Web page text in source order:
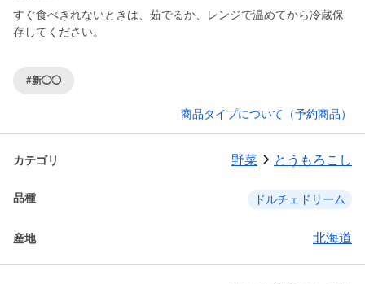
すぐ食べきれないときは、茹でるか、レンジで温めてから冷蔵保
存してください。
#新◯◯
商品タイプについて（予約商品）
カテゴリ 野菜 とうもろこし
品種 ドルチェドリーム
産地 北海道